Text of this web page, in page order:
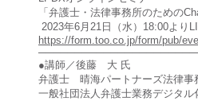
「弁護士・法律事務所のための
2023年6月21日（水）18:00より
https://form.too.co.jp/form/pub/
●講師／後藤 大 氏
弁護士 晴海パートナーズ法律
一般社団法人弁護士業務デジタル